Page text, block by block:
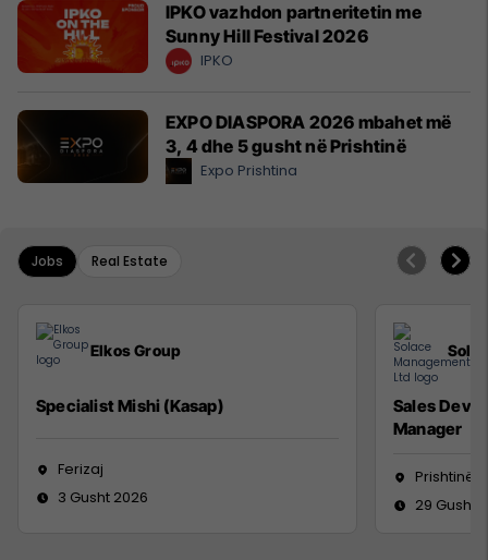
IPKO vazhdon partneritetin me
Sunny Hill Festival 2026
IPKO
EXPO DIASPORA 2026 mbahet më
3, 4 dhe 5 gusht në Prishtinë
Expo Prishtina
Jobs Real Estate
Elkos Group
Specialist Mishi (Kasap)
Ferizaj
3 Gusht 2026
Sales
Manager
Prishtinë
29 Gusht